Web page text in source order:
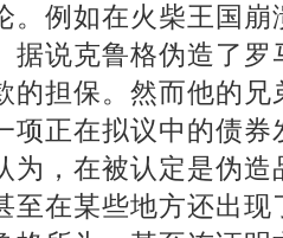
。例如在火柴王国
据说克鲁格伪造了
的担保。然而他的
项正在拟议中的债
为，在被认定是伪
至在某些地方还出